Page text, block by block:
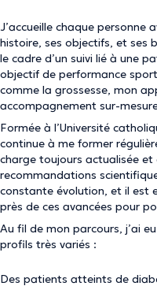
J’accueille chaque personne
histoire, ses objectifs, et ses
le cadre d’un suivi lié à une
objectif de performance
comme la grossesse, mon
accompagnement sur-
Formée à l’Université
continue à me former
charge toujours actualisée et
recommandations
constante évolution, et il est
près de ces avancées pour
Au fil de mon parcours, j’ai
profils très variés :
Des patients atteints de